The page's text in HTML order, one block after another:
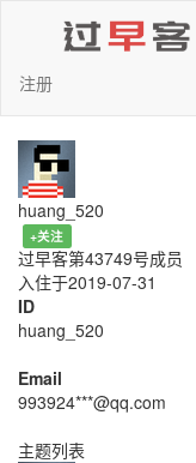
注册
huang_520
+关注
过早客第43749号成员
入住于2019-07-31
ID
huang_520
Email
993924***@qq.com
主题列表